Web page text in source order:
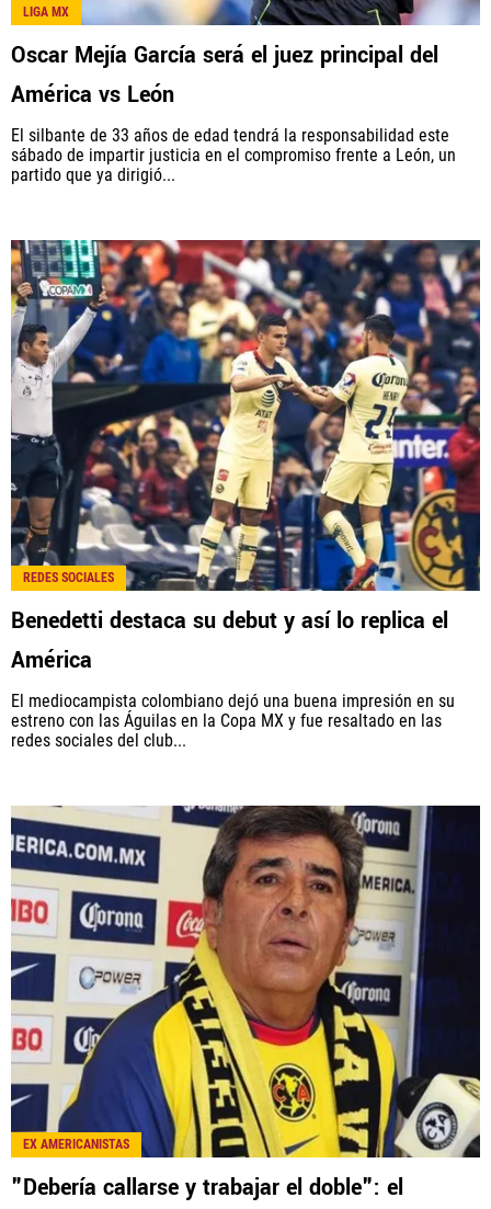
LIGA MX
Oscar Mejía García será el juez principal del
América vs León
El silbante de 33 años de edad tendrá la responsabilidad este
sábado de impartir justicia en el compromiso frente a León, un
partido que ya dirigió...
REDES SOCIALES
Benedetti destaca su debut y así lo replica el
América
El mediocampista colombiano dejó una buena impresión en su
estreno con las Águilas en la Copa MX y fue resaltado en las
redes sociales del club...
EX AMERICANISTAS
"Debería callarse y trabajar el doble": el